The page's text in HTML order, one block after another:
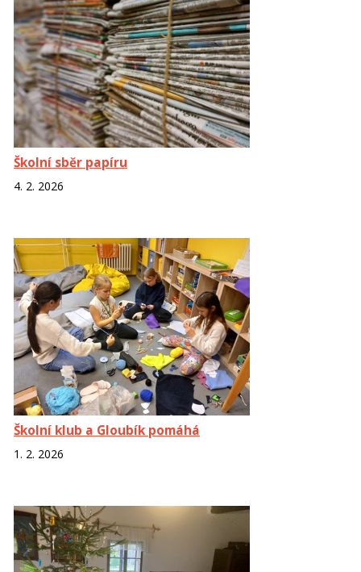
Školní sběr papíru
4. 2. 2026
Školní klub a Gloubík pomáhá
1. 2. 2026